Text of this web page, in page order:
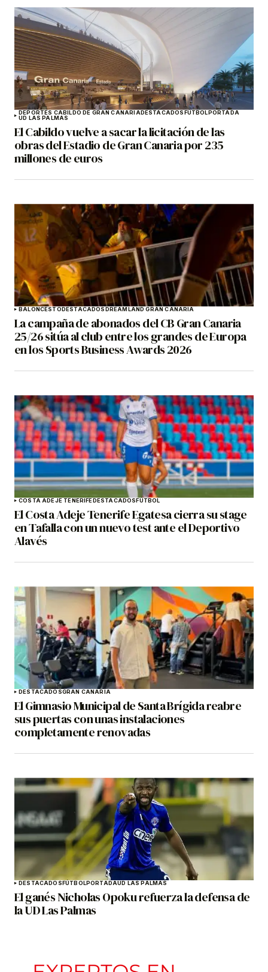
DEPORTES CABILDO DE GRAN CANARIADESTACADOSFÚTBOLPORTADA
UD LAS PALMAS
El Cabildo vuelve a sacar la licitación de las
obras del Estadio de Gran Canaria por 235
millones de euros
BALONCESTODESTACADOSDREAMLAND GRAN CANARIA
La campaña de abonados del CB Gran Canaria
25/26 sitúa al club entre los grandes de Europa
en los Sports Business Awards 2026
COSTA ADEJE TENERIFEDESTACADOSFÚTBOL
El Costa Adeje Tenerife Egatesa cierra su stage
en Tafalla con un nuevo test ante el Deportivo
Alavés
DESTACADOSGRAN CANARIA
El Gimnasio Municipal de Santa Brígida reabre
sus puertas con unas instalaciones
completamente renovadas
DESTACADOSFÚTBOLPORTADAUD LAS PALMAS
El ganés Nicholas Opoku refuerza la defensa de
la UD Las Palmas